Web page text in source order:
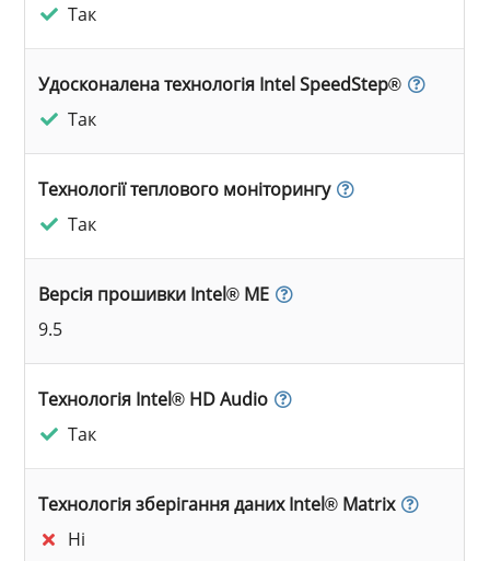
Так
Удосконалена технологія Intel SpeedStep®
Так
Технології теплового моніторингу
Так
Версія прошивки Intel® ME
9.5
Технологія Intel® HD Audio
Так
Технологія зберігання даних Intel® Matrix
Ні